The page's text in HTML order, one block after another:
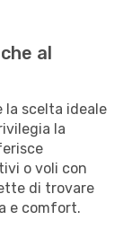
al
la scelta ideale
la
o voli con
di trovare
e comfort.